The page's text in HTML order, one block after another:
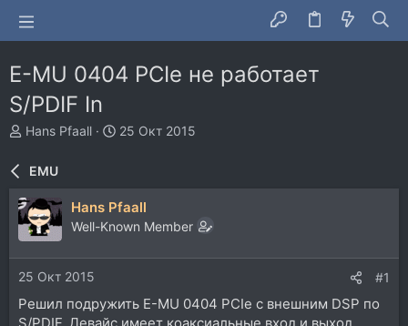
E-MU 0404 PCIe не работает
S/PDIF In
А
т
р
т
е
ы
Hans Pfaall
Д
н
а
ч
25 Окт 2015
EMU
Hans Pfaall
Well-Known Member
25 Окт 2015 #1
Решил подружить E-MU 0404 PCIe с внешним DSP по
S/PDIF. Девайс имеет коаксиальные вход и выход,